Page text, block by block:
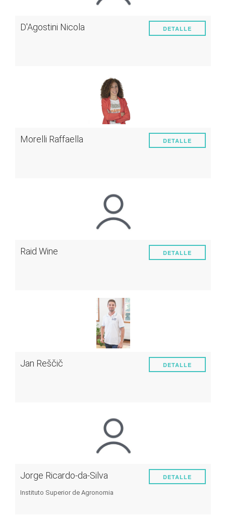
D'Agostini Nicola DETALLE
Morelli Raffaella DETALLE
Raid Wine DETALLE
Jan Reščič DETALLE
Jorge Ricardo-da-Silva
Instituto Superior de Agronomia
DETALLE